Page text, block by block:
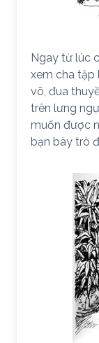
Ngay từ lúc
xem cha tập
võ, đua
trên lưng
muốn được
bạn bày trò